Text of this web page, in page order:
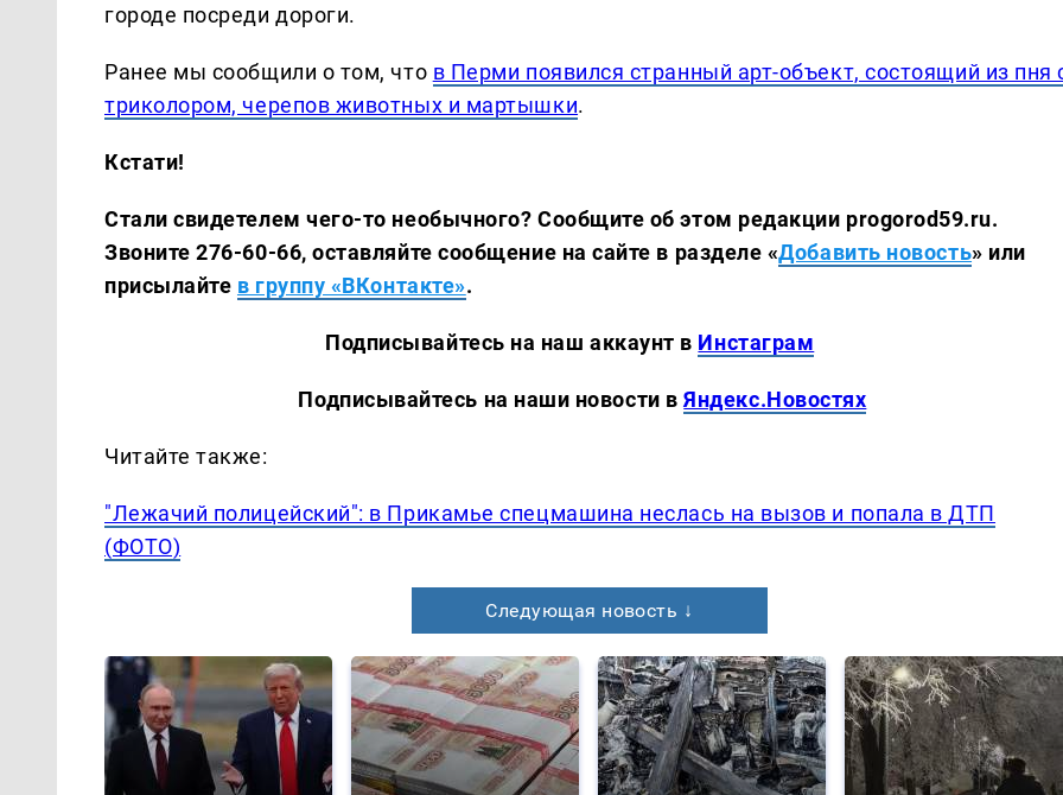
городе посреди дороги.
Ранее мы сообщили о том, что в Перми появился странный арт-объект, состоящий из пня
триколором, черепов животных и мартышки.
Кстати!
Стали свидетелем чего-то необычного? Сообщите об этом редакции progorod59.ru.
Звоните 276-60-66, оставляйте сообщение на сайте в разделе «Добавить новость» или
присылайте в группу «ВКонтакте».
Подписывайтесь на наш аккаунт в Инстаграм
Подписывайтесь на наши новости вЯндекс.Новостях
Читайте также:
"Лежачий полицейский": в Прикамье спецмашина неслась на вызов и попала в ДТП
(ФОТО)
Следующая новость ↓